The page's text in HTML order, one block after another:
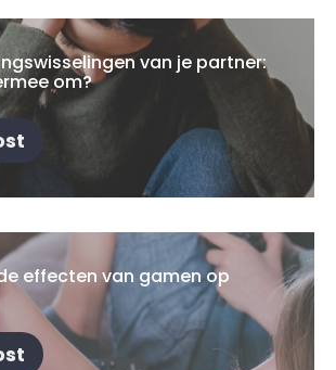
van je partner:
om?
effecten van gamen op